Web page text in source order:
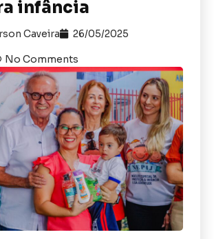
infância
Caveira 26/05/2025
No Comments